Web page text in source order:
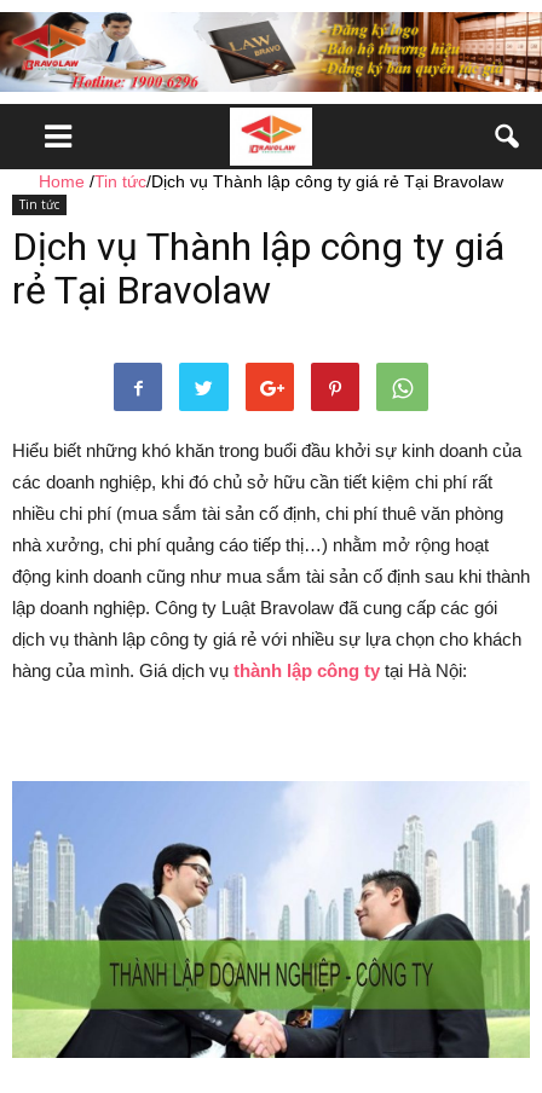
Home /Tin tức/Dịch vụ Thành lập công ty giá rẻ Tại Bravolaw
Tin tức
Dịch vụ Thành lập công ty giá
rẻ Tại Bravolaw
Hiểu biết những khó khăn trong buổi đầu khởi sự kinh doanh của
các doanh nghiệp, khi đó chủ sở hữu cần tiết kiệm chi phí rất
nhiều chi phí (mua sắm tài sản cố định, chi phí thuê văn phòng
nhà xưởng, chi phí quảng cáo tiếp thị…) nhằm mở rộng hoạt
động kinh doanh cũng như mua sắm tài sản cố định sau khi thành
lập doanh nghiệp. Công ty Luật Bravolaw đã cung cấp các gói
dịch vụ thành lập công ty giá rẻ với nhiều sự lựa chọn cho khách
hàng của mình. Giá dịch vụ thành lập công ty tại Hà Nội: